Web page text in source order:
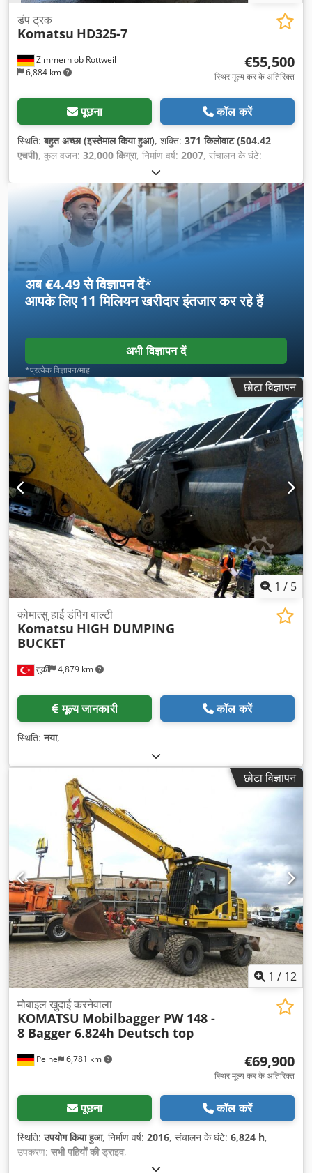
Zimmern ob Rottweil
6,884 km
डंप ट्रक
Komatsu HD325-7
€55,500
स्थिर मूल्य कर के अतिरिक्त
पूछना कॉल करें
स्थिति:बहुत अच्छा (इस्तेमाल किया हुआ), शक्ति: 371 किलोवाट (504.42
एचपी), कुल वजन: 32,000 किग्रा, निर्माण वर्ष: 2007, संचालन के घंटे:
अब €4.49 से विज्ञापन दें*
आपके लिए11 मिलियन खरीदारइंतजार कर रहे हैं
अभी विज्ञापन दें
*प्रत्येक विज्ञापन/माह
छोटा विज्ञापन
1 / 5
तुर्की 4,879 km
कोमात्सु हाई डंपिंग बाल्टी
Komatsu HIGH DUMPING
BUCKET
मूल्य जानकारी कॉल करें
स्थिति:नया,
छोटा विज्ञापन
1 / 12
Peine 6,781 km
मोबाइल खुदाई करनेवाला
KOMATSU Mobilbagger PW 148 -
8 Bagger 6.824h Deutsch top
€69,900
स्थिर मूल्य कर के अतिरिक्त
पूछना कॉल करें
स्थिति:उपयोग किया हुआ, निर्माण वर्ष: 2016, संचालन के घंटे: 6,824 h,
उपकरण: सभी पहियों की ड्राइव,